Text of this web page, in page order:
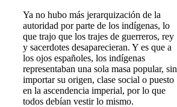
Ya no hubo más jerarquización de la
autoridad por parte de los indígenas, lo
que trajo que los trajes de guerreros, rey
y sacerdotes desaparecieran. Y es que a
los ojos españoles, los indígenas
representaban una sola masa popular, sin
importar su origen, clase social o puesto
en la ascendencia imperial, por lo que
todos debían vestir lo mismo.